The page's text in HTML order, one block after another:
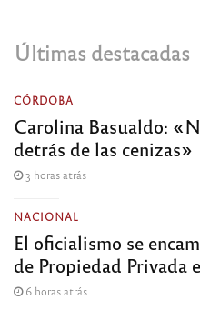
Últimas destacadas
CÓRDOBA
Carolina Basualdo:
detrás de las cenizas»
3 horas atrás
NACIONAL
El oficialismo se
de Propiedad Privada
6 horas atrás